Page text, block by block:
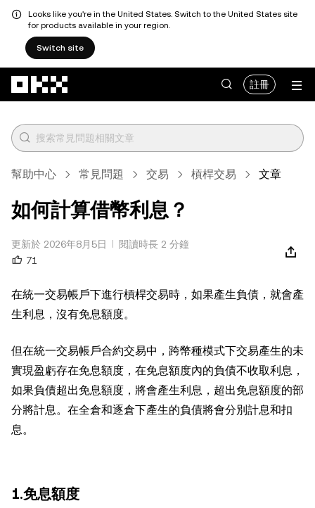
Looks like you're in the United States. Switch to the United States site
for products available in your region.
Switch site
註冊
幫助中心 常見問題 交易 槓桿交易 文章
如何計算借幣利息？
更新於 2026年8月5日
閱讀時長 2 分鐘
71
在統一交易帳戶下進行槓桿交易時，如果產生負債，就會產
生利息，沒有免息額度。
但在統一交易帳戶合約交易中，跨幣種模式下交易產生的未
實現盈虧存在免息額度，在免息額度內的負債不收取利息，
如果負債超出免息額度，將會產生利息，超出免息額度的部
分將計息。在全倉和逐倉下產生的負債將會分別計息和扣
息。
1.免息額度